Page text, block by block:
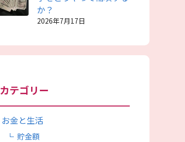
か？
2026年7月17日
カテゴリー
お金と生活
貯金額